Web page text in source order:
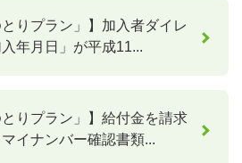
とりプラン」】加入者ダイレ
年月日」が平成11...
とりプラン」】給付金を請求
イナンバー確認書類...